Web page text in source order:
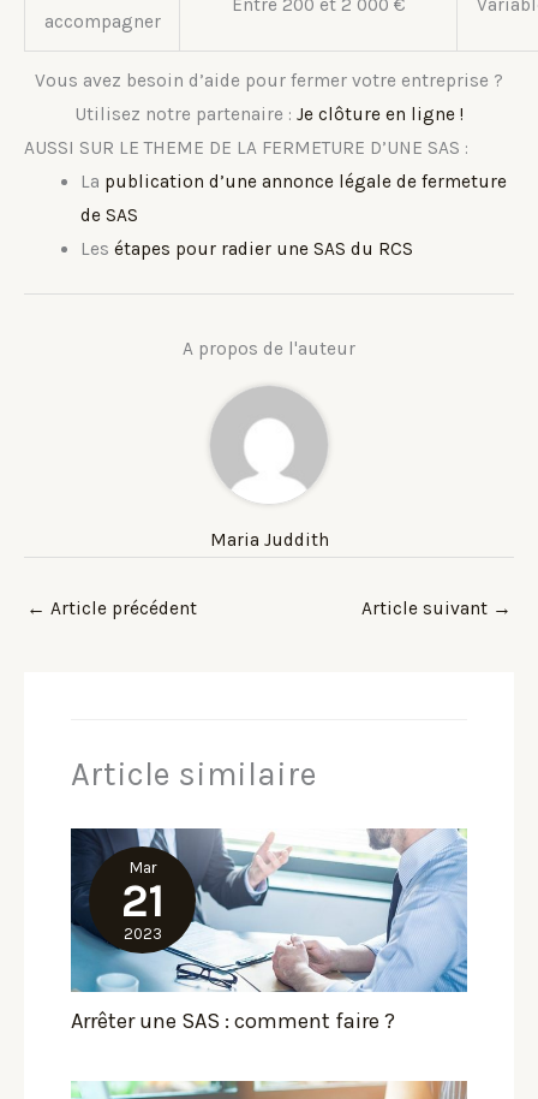
accompagner
Entre 200 et 2 000 €
Vous avez besoin d’aide pour fermer votre entreprise ?
Utilisez notre partenaire : Je clôture en ligne !
AUSSI SUR LE THEME DE LA FERMETURE D’UNE SAS :
La publication d’une annonce légale de fermeture
de SAS
Les étapes pour radier une SAS du RCS
A propos de l'auteur
Maria Juddith
← Article précédent Article suivant →
Article similaire
Mar
21
2023
Arrêter une SAS : comment faire ?